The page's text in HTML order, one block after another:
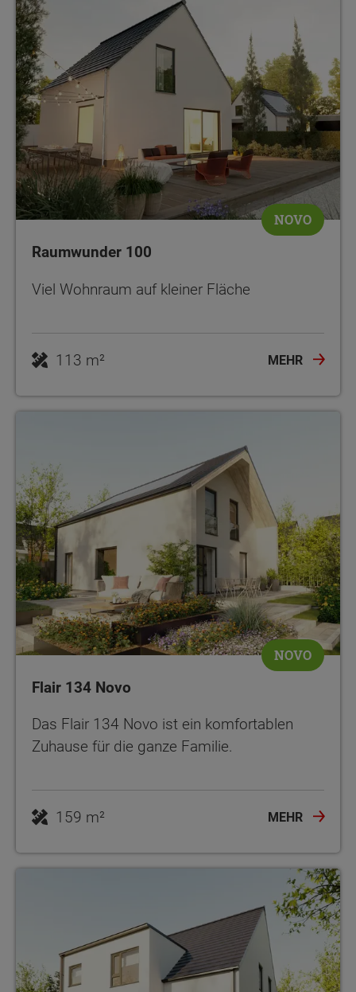
NOVO
Raumwunder 100
Viel Wohnraum auf kleiner Fläche
113 m² MEHR
NOVO
Flair 134 Novo
Das Flair 134 Novo ist ein komfortablen
Zuhause für die ganze Familie.
159 m² MEHR